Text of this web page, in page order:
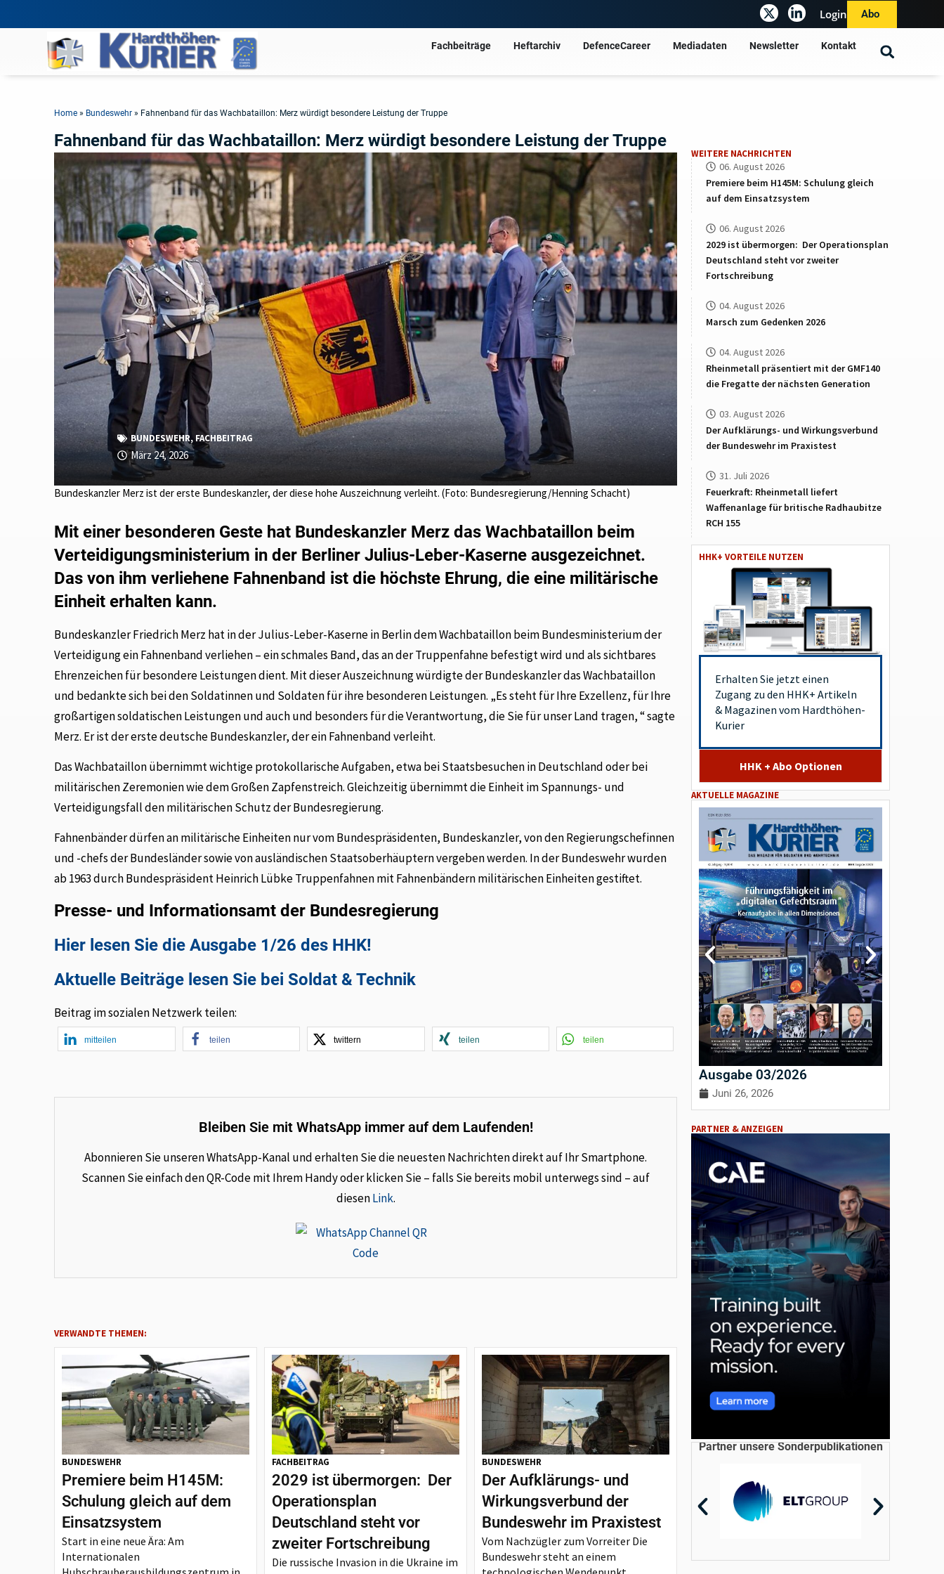
Login Abo
Fachbeiträge Heftarchiv DefenceCareer Mediadaten Newsletter Kontakt
Home » Bundeswehr » Fahnenband für das Wachbataillon: Merz würdigt besondere Leistung der Truppe
Fahnenband für das Wachbataillon: Merz würdigt besondere Leistung der Truppe
BUNDESWEHR, FACHBEITRAG
März 24, 2026
Bundeskanzler Merz ist der erste Bundeskanzler, der diese hohe Auszeichnung verleiht. (Foto: Bundesregierung/Henning Schacht)
Mit einer besonderen Geste hat Bundeskanzler Merz das Wachbataillon beim
Verteidigungsministerium in der Berliner Julius-Leber-Kaserne ausgezeichnet.
Das von ihm verliehene Fahnenband ist die höchste Ehrung, die eine militärische
Einheit erhalten kann.
Bundeskanzler Friedrich Merz hat in der Julius-Leber-Kaserne in Berlin dem Wachbataillon beim Bundesministerium der
Verteidigung ein Fahnenband verliehen – ein schmales Band, das an der Truppenfahne befestigt wird und als sichtbares
Ehrenzeichen für besondere Leistungen dient. Mit dieser Auszeichnung würdigte der Bundeskanzler das Wachbataillon
und bedankte sich bei den Soldatinnen und Soldaten für ihre besonderen Leistungen. „Es steht für Ihre Exzellenz, für Ihre
großartigen soldatischen Leistungen und auch und besonders für die Verantwortung, die Sie für unser Land tragen, “ sagte
Merz. Er ist der erste deutsche Bundeskanzler, der ein Fahnenband verleiht.
Das Wachbataillon übernimmt wichtige protokollarische Aufgaben, etwa bei Staatsbesuchen in Deutschland oder bei
militärischen Zeremonien wie dem Großen Zapfenstreich. Gleichzeitig übernimmt die Einheit im Spannungs- und
Verteidigungsfall den militärischen Schutz der Bundesregierung.
Fahnenbänder dürfen an militärische Einheiten nur vom Bundespräsidenten, Bundeskanzler, von den Regierungschefinnen
und -chefs der Bundesländer sowie von ausländischen Staatsoberhäuptern vergeben werden. In der Bundeswehr wurden
ab 1963 durch Bundespräsident Heinrich Lübke Truppenfahnen mit Fahnenbändern militärischen Einheiten gestiftet.
Presse- und Informationsamt der Bundesregierung
Hier lesen Sie die Ausgabe 1/26 des HHK!
Aktuelle Beiträge lesen Sie bei Soldat & Technik
Beitrag im sozialen Netzwerk teilen:
mitteilen teilen twittern teilen teilen
Bleiben Sie mit WhatsApp immer auf dem Laufenden!
Abonnieren Sie unseren WhatsApp-Kanal und erhalten Sie die neuesten Nachrichten direkt auf Ihr Smartphone.
Scannen Sie einfach den QR-Code mit Ihrem Handy oder klicken Sie – falls Sie bereits mobil unterwegs sind – auf
diesenLink.
VERWANDTE THEMEN:
BUNDESWEHR
Premiere beim H145M:
Schulung gleich auf dem
Einsatzsystem
Start in eine neue Ära: Am
Internationalen
FACHBEITRAG
2029 ist übermorgen: Der
Operationsplan
Deutschland steht vor
zweiter Fortschreibung
Die russische Invasion in die Ukraine im
BUNDESWEHR
Der Aufklärungs- und
Wirkungsverbund der
Bundeswehr im Praxistest
Vom Nachzügler zum Vorreiter Die
Bundeswehr steht an einem
WEITERE NACHRICHTEN
06. August 2026
Premiere beim H145M: Schulung gleich
auf dem Einsatzsystem
06. August 2026
2029 ist übermorgen: Der Operationsplan
Deutschland steht vor zweiter
Fortschreibung
04. August 2026
Marsch zum Gedenken 2026
04. August 2026
Rheinmetall präsentiert mit der GMF140
die Fregatte der nächsten Generation
03. August 2026
Der Aufklärungs- und Wirkungsverbund
der Bundeswehr im Praxistest
31. Juli 2026
Feuerkraft: Rheinmetall liefert
Waffenanlage für britische Radhaubitze
RCH 155
HHK+ VORTEILE NUTZEN
Erhalten Sie jetzt einen
Zugang zu den HHK+ Artikeln
& Magazinen vom Hardthöhen-
Kurier
HHK + Abo Optionen
AKTUELLE MAGAZINE
Ausgabe 03/2026
Juni 26, 2026
PARTNER & ANZEIGEN
Partner unsere Sonderpublikationen